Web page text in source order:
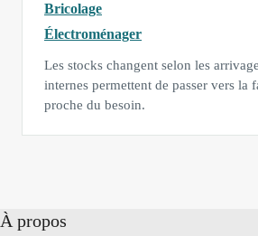
Bricolage
Électroménager
Les stocks changent selon les
internes permettent de passer vers la
proche du besoin.
À propos